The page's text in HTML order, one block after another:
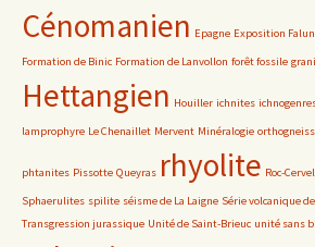
Cénomanien Epagne Exposition
Formation de Binic Formation de Lanvollon forêt fossile
Hettangien Houiller ichnites
lamprophyre Le Chenaillet Mervent Minéralogie orthogneiss
phtanites Pissotte Queyras rhyolite Roc-
Sphaerulites spilite séisme de La Laigne Série volcanique
Transgression jurassique Unité de Saint-Brieuc unité sans